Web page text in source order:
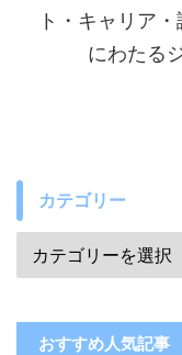
ト・キャリア
にわたる
カテゴリー
おすすめ人気記事